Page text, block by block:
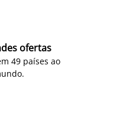
ofertas
49 países ao